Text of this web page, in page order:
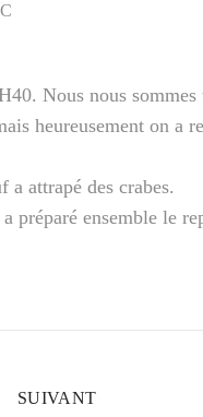
Nous nous
heureusement on a
a attrapé des crabes.
préparé ensemble le
SUIVANT